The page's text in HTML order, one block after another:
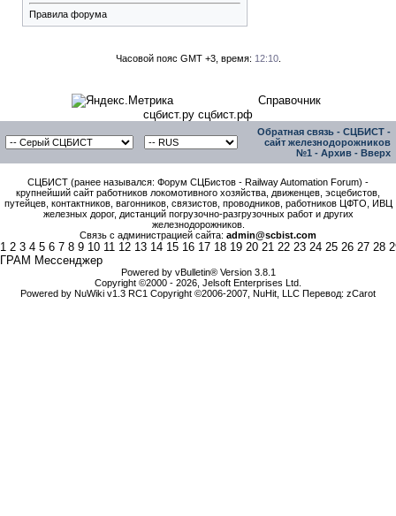
Правила форума
Часовой пояс GMT +3, время: 12:10.
Справочник
сцбист.ру сцбист.рф
Обратная связь - СЦБИСТ -
сайт железнодорожников
№1 - Архив - Вверх
СЦБИСТ (ранее назывался: Форум СЦБистов - Railway Automation Forum) -
крупнейший сайт работников локомотивного хозяйства, движенцев, эсцебистов,
путейцев, контактников, вагонников, связистов, проводников, работников ЦФТО, ИВЦ
железных дорог, дистанций погрузочно-разгрузочных работ и других
железнодорожников.
Связь с администрацией сайта: admin@scbist.com
1 2 3 4 5 6 7 8 9 10 11 12 13 14 15 16 17 18 19 20 21 22 23 24 25 26 27 28
ГРАМ Мессенджер
Powered by vBulletin® Version 3.8.1
Copyright ©2000 - 2026, Jelsoft Enterprises Ltd.
Powered by NuWiki v1.3 RC1 Copyright ©2006-2007, NuHit, LLC Перевод: zCarot